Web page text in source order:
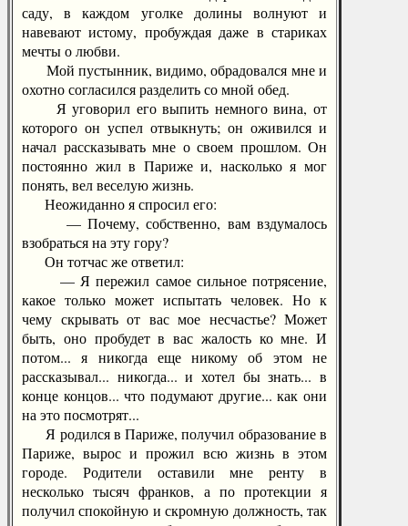
саду, в каждом уголке долины волнуют и
навевают истому, пробуждая даже в стариках
мечты о любви.
Мой пустынник, видимо, обрадовался мне и
охотно согласился разделить со мной обед.
Я уговорил его выпить немного вина, от
которого он успел отвыкнуть; он оживился и
начал рассказывать мне о своем прошлом. Он
постоянно жил в Париже и, насколько я мог
понять, вел веселую жизнь.
Неожиданно я спросил его:
— Почему, собственно, вам вздумалось
взобраться на эту гору?
Он тотчас же ответил:
— Я пережил самое сильное потрясение,
какое только может испытать человек. Но к
чему скрывать от вас мое несчастье? Может
быть, оно пробудет в вас жалость ко мне. И
потом... я никогда еще никому об этом не
рассказывал... никогда... и хотел бы знать... в
конце концов... что подумают другие... как они
на это посмотрят...
Я родился в Париже, получил образование в
Париже, вырос и прожил всю жизнь в этом
городе. Родители оставили мне ренту в
несколько тысяч франков, а по протекции я
получил спокойную и скромную должность, так